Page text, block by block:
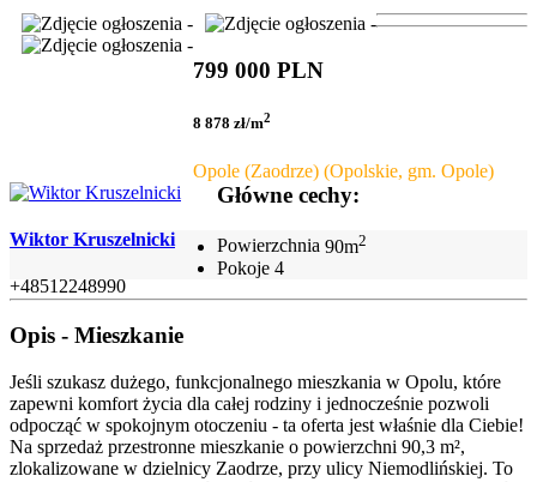
799 000 PLN
8 878 zł/m2
Opole (Zaodrze) (Opolskie, gm. Opole)
Wiktor Kruszelnicki
+48512248990
Główne cechy:
Powierzchnia 90m2
Pokoje 4
Opis - Mieszkanie
Jeśli szukasz dużego, funkcjonalnego mieszkania w Opolu, które
zapewni komfort życia dla całej rodziny i jednocześnie pozwoli
odpocząć w spokojnym otoczeniu - ta oferta jest właśnie dla Ciebie!
Na sprzedaż przestronne mieszkanie o powierzchni 90,3 m²,
zlokalizowane w dzielnicy Zaodrze, przy ulicy Niemodlińskiej. To